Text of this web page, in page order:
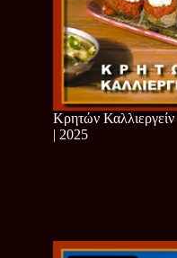
Κρητών Καλλιεργείν
| 2025